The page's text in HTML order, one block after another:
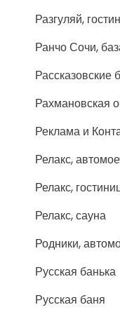
Разгуляй,
Ранчо Сочи,
Рассказовские
Рахмановская
Реклама и
Релакс,
Релакс,
Релакс, сауна
Родники,
Русская банька
Русская баня